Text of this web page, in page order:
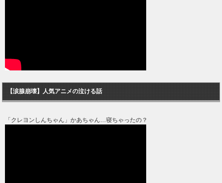
【涙腺崩壊】人気アニメの泣ける話
「クレヨンしんちゃん」かあちゃん…寝ちゃったの？